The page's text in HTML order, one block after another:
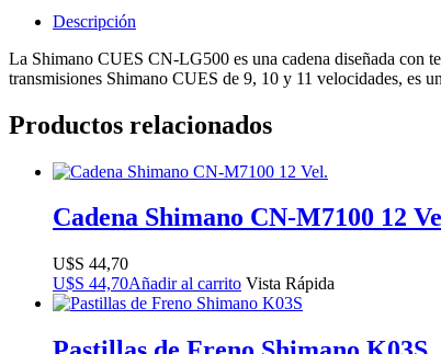
Descripción
La Shimano CUES CN-LG500 es una cadena diseñada con
transmisiones Shimano CUES de 9, 10 y 11 velocidades, es
Productos relacionados
Cadena Shimano CN-M7100 12
$
44,70
$
44,70Añadir al carrito Vista Rápida